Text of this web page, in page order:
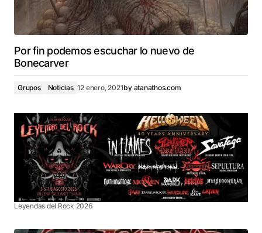
Por fin podemos escuchar lo nuevo de
Bonecarver
Grupos Noticias 12 enero, 2021by atanathos.com
Leyendas del Rock 2026